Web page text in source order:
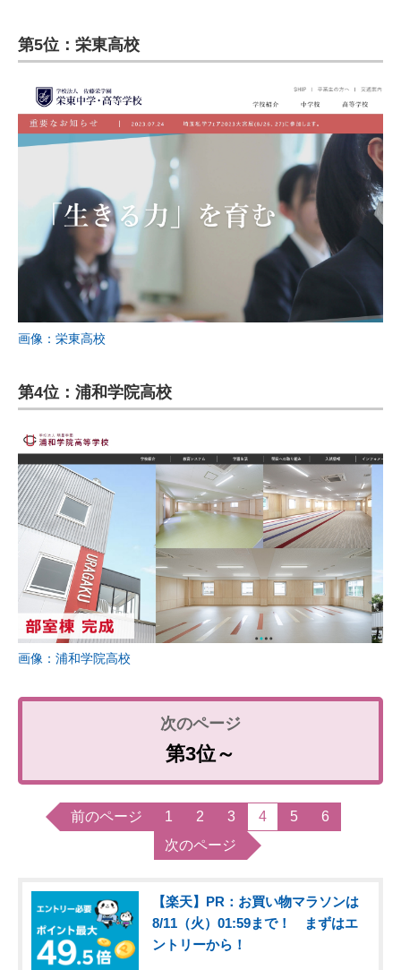
第5位：栄東高校
画像：栄東高校
第4位：浦和学院高校
画像：浦和学院高校
第3位～
前のページ 1 2 3 4 5
6
次のページ
【楽天】PR：お買い物マラソンは
8/11（火）01:59まで！ まずはエ
ントリーから！